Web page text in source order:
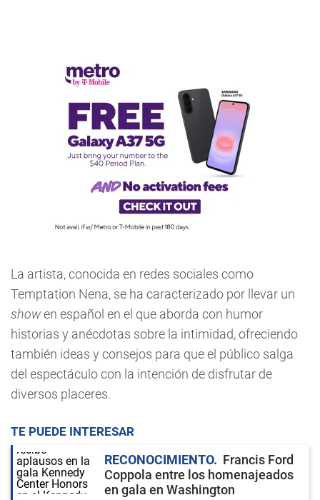
La artista, conocida en redes sociales como
Temptation Nena, se ha caracterizado por llevar un
showen español en el que aborda con humor
historias y anécdotas sobre la intimidad, ofreciendo
también ideas y consejos para que el público salga
del espectáculo con la intención de disfrutar de
diversos placeres.
TE PUEDE INTERESAR
RECONOCIMIENTO
Francis Ford
Coppola entre los homenajeados
en gala en Washington